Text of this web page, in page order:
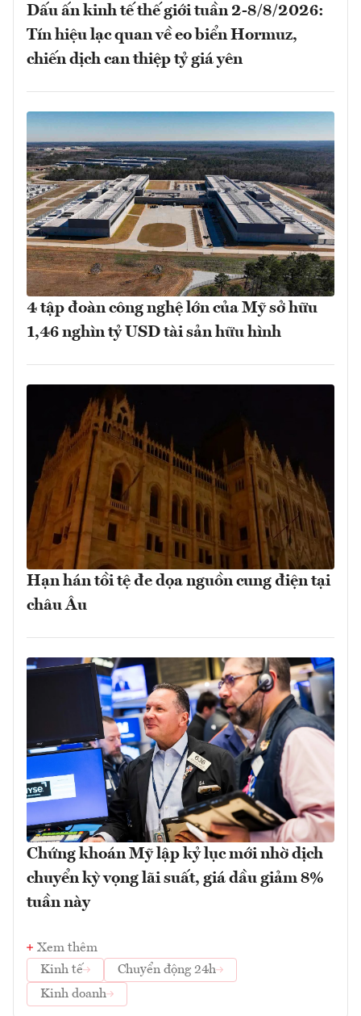
Dấu ấn kinh tế thế giới tuần 2-8/8/2026:
Tín hiệu lạc quan về eo biển Hormuz,
chiến dịch can thiệp tỷ giá yên
4 tập đoàn công nghệ lớn của Mỹ sở hữu
1,46 nghìn tỷ USD tài sản hữu hình
Hạn hán tồi tệ đe dọa nguồn cung điện tại
châu Âu
Chứng khoán Mỹ lập kỷ lục mới nhờ dịch
chuyển kỳ vọng lãi suất, giá dầu giảm 8%
tuần này
Xem thêm
Kinh tế
Chuyển động 24h
Kinh doanh